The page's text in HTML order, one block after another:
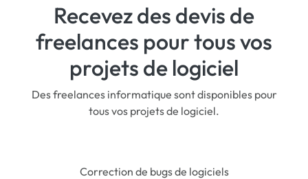
Recevez des devis de
freelances pour tous vos
projets de logiciel
Des freelances informatique sont disponibles pour
tous vos projets de logiciel.
Correction de bugs de logiciels